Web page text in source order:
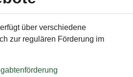
über verschiedene
zur regulären Förderung im